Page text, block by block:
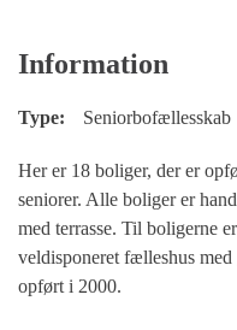
Information
Type: Seniorbofællesskab
Her er 18 boliger, der er
seniorer. Alle boliger er
med terrasse. Til boligerne
veldisponeret fælleshus
opført i 2000.